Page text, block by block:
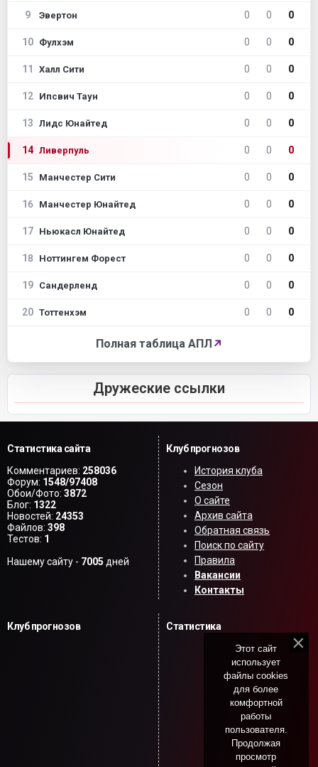
9 Эвертон 0 0 0
10 Фулхэм 0 0 0
11 Халл Сити 0 0 0
12 Ипсвич Таун 0 0 0
13 Лидс Юнайтед 0 0 0
14 Ливерпуль 0 0 0
15 Манчестер Сити 0 0 0
16 Манчестер Юнайтед 0 0 0
17 Ньюкасл Юнайтед 0 0 0
18 Ноттингем Форест 0 0 0
19 Сандерленд 0 0 0
20 Тоттенхэм 0 0 0
Полная таблица АПЛ ↗
Дружеские ссылки
Статистика сайта
Комментариев: 258036
Форум: 1548/97408
Обои/Фото: 3872
Блог: 1322
Новостей: 24353
Файлов: 398
Тестов: 1
Нашему сайту - 7005 дней
Клуб прогнозов
История клуба
Сезон
О сайте
Архив сайта
Обратная связь
Поиск по сайту
Правила
Вакансии
Контакты
Клуб прогнозов Статистика
Этот сайт
использует
файлы cookies
для более
комфортной
работы
пользователя.
Продолжая
просмотр